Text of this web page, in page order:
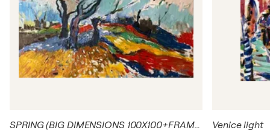
SPRING (BIG DIMENSIONS 100X100+FRAME) Venice light